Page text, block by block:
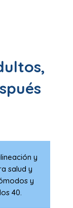
y
salud y
y
40.